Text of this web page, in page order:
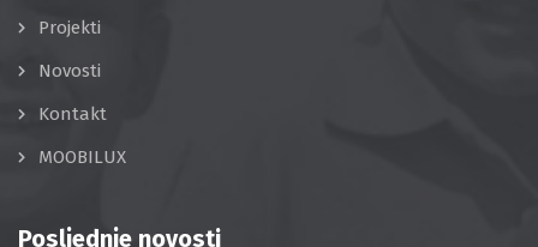
Projekti
Novosti
Kontakt
MOOBILUX
Posljednje novosti